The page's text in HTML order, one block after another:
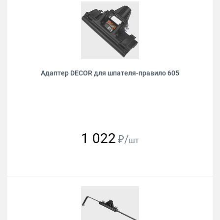
Адаптер DECOR для шпателя-правило 605
1 022 ₽/шт